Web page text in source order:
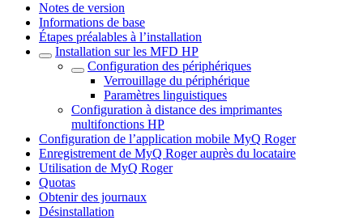
Notes de version
Informations de base
Étapes préalables à l’installation
Installation sur les MFD HP
Configuration des périphériques
Verrouillage du périphérique
Paramètres linguistiques
Configuration à distance des imprimantes
multifonctions HP
Configuration de l’application mobile MyQ Roger
Enregistrement de MyQ Roger auprès du locataire
Utilisation de MyQ Roger
Quotas
Obtenir des journaux
Désinstallation